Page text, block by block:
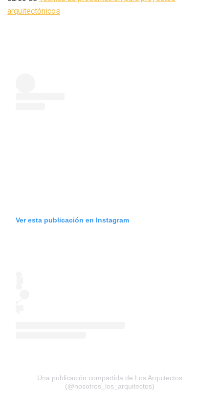
arquitectónicos
Ver esta publicación en Instagram
Una publicación compartida de Los Arquitectos
(@nosotros_los_arquitectos)